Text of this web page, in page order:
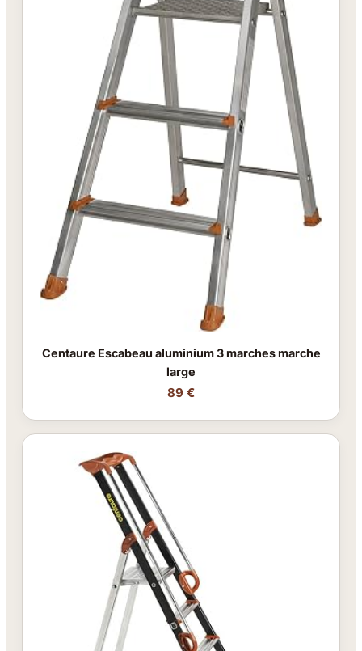
Centaure Escabeau aluminium 3 marches marche
large
89 €